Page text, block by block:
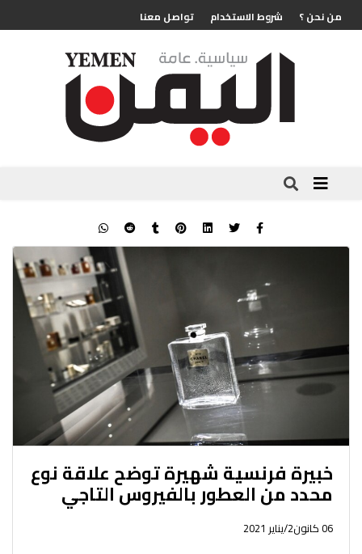
من نحن ؟ شروط الاستخدام تواصل معنا
خبيرة فرنسية شهيرة توضح علاقة نوع
محدد من العطور بالفيروس التاجي
06 كانون2/يناير 2021